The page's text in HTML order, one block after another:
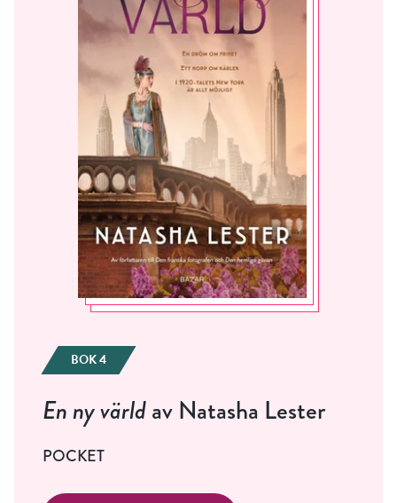
BOK 4
En ny världav Natasha Lester
POCKET